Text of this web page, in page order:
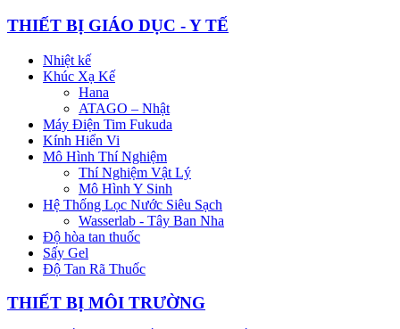
THIẾT BỊ GIÁO DỤC - Y TẾ
Nhiệt kế
Khúc Xạ Kế
Hana
ATAGO – Nhật
Máy Điện Tim Fukuda
Kính Hiển Vi
Mô Hình Thí Nghiệm
Thí Nghiệm Vật Lý
Mô Hình Y Sinh
Hệ Thống Lọc Nước Siêu Sạch
Wasserlab - Tây Ban Nha
Độ hòa tan thuốc
Sấy Gel
Độ Tan Rã Thuốc
THIẾT BỊ MÔI TRƯỜNG